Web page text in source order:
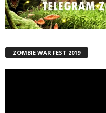
ZOMBIE WAR FEST 2019